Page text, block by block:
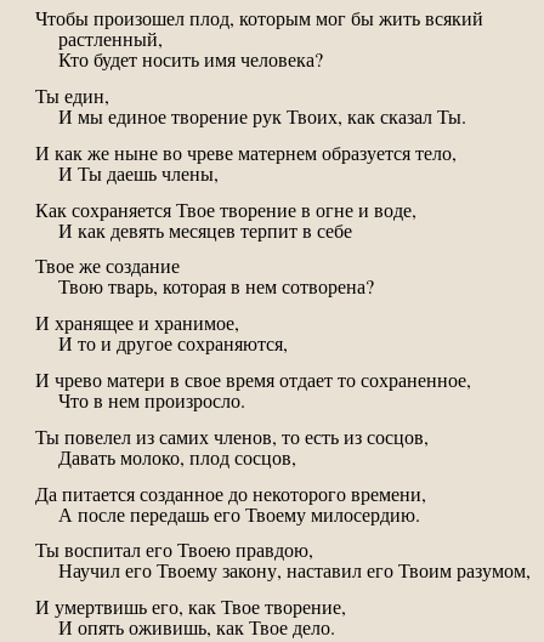
Чтобы произошел плод, которым мог бы жить всякий
растленный,
Кто будет носить имя человека?
Ты един,
И мы единое творение рук Твоих, как сказал Ты.
И как же ныне во чреве матернем образуется тело,
И Ты даешь члены,
Как сохраняется Твое творение в огне и воде,
И как девять месяцев терпит в себе
Твое же создание
Твою тварь, которая в нем сотворена?
И хранящее и хранимое,
И то и другое сохраняются,
И чрево матери в свое время отдает то сохраненное,
Что в нем произросло.
Ты повелел из самих членов, то есть из сосцов,
Давать молоко, плод сосцов,
Да питается созданное до некоторого времени,
А после передашь его Твоему милосердию.
Ты воспитал его Твоею правдою,
Научил его Твоему закону, наставил его Твоим разумом,
И умертвишь его, как Твое творение,
И опять оживишь, как Твое дело.